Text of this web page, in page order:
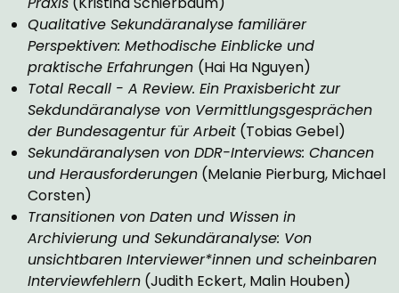
Qualitative Sekundäranalyse familiärer
Perspektiven: Methodische Einblicke und
praktische Erfahrungen (Hai Ha Nguyen)
Total Recall - A Review. Ein Praxisbericht zur
Sekdundäranalyse von Vermittlungsgesprächen
der Bundesagentur für Arbeit (Tobias Gebel)
Sekundäranalysen von DDR-Interviews: Chancen
und Herausforderungen (Melanie Pierburg, Michael
Corsten)
Transitionen von Daten und Wissen in
Archivierung und Sekundäranalyse: Von
unsichtbaren Interviewer*innen und scheinbaren
Interviewfehlern (Judith Eckert, Malin Houben)